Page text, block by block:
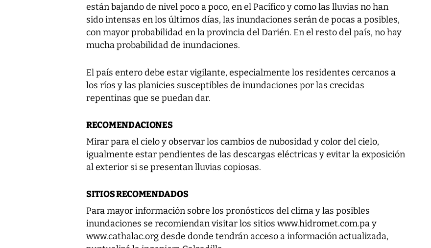
están bajando de nivel poco a poco, en el Pacífico y como las lluvias no han
sido intensas en los últimos días, las inundaciones serán de pocas a posibles,
con mayor probabilidad en la provincia del Darién. En el resto del país, no hay
mucha probabilidad de inundaciones.
El país entero debe estar vigilante, especialmente los residentes cercanos a
los ríos y las planicies susceptibles de inundaciones por las crecidas
repentinas que se puedan dar.
RECOMENDACIONES
Mirar para el cielo y observar los cambios de nubosidad y color del cielo,
igualmente estar pendientes de las descargas eléctricas y evitar la exposición
al exterior si se presentan lluvias copiosas.
SITIOS RECOMENDADOS
Para mayor información sobre los pronósticos del clima y las posibles
inundaciones se recomiendan visitar los sitios www.hidromet.com.pa y
www.cathalac.org desde donde tendrán acceso a información actualizada,